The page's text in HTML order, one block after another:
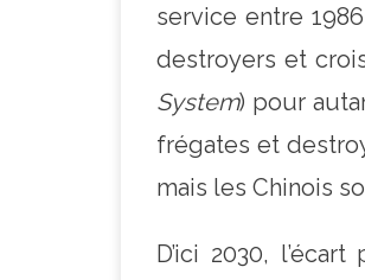
service entre
destroyers et
System) pour
frégates et
mais les Chinois
D’ici 2030,